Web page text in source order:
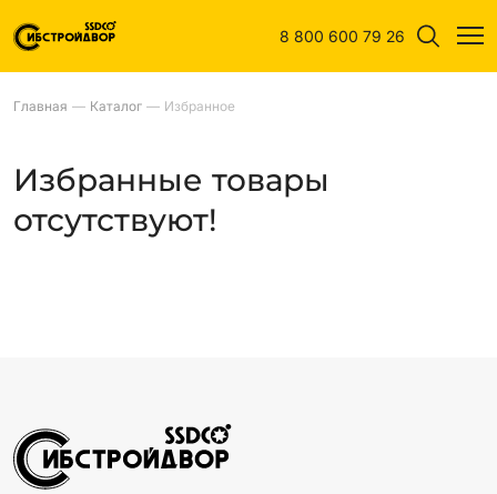
8 800 600 79 26
Главная — Каталог — Избранное
Избранные товары
отсутствуют!